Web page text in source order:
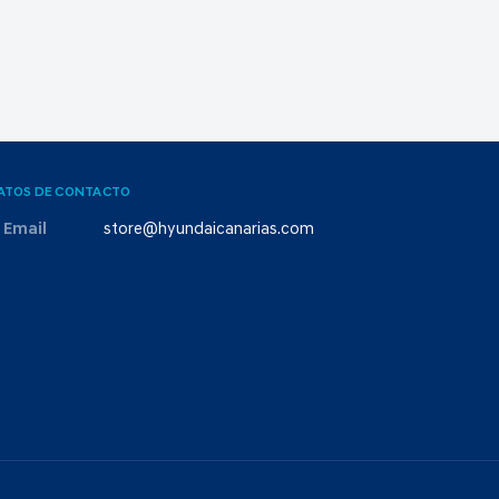
DE CONTACTO
Email store@hyundaicanarias.com